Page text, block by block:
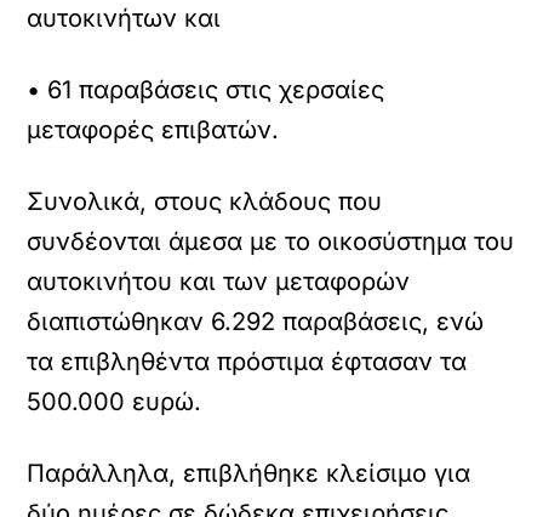
αυτοκινήτων και
• 61 παραβάσεις στις χερσαίες
μεταφορές επιβατών.
Συνολικά, στους κλάδους που
συνδέονται άμεσα με το οικοσύστημα του
αυτοκινήτου και των μεταφορών
διαπιστώθηκαν 6.292 παραβάσεις, ενώ
τα επιβληθέντα πρόστιμα έφτασαν τα
500.000 ευρώ.
Παράλληλα, επιβλήθηκε κλείσιμο για